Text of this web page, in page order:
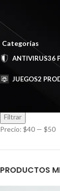
sql
Categorías
ANTIVIRUS36
JUEGOS2
Filtrar
Precio: $40 — $50
PRODUCTOS